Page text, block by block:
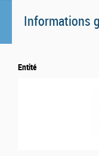
Informations
Entité